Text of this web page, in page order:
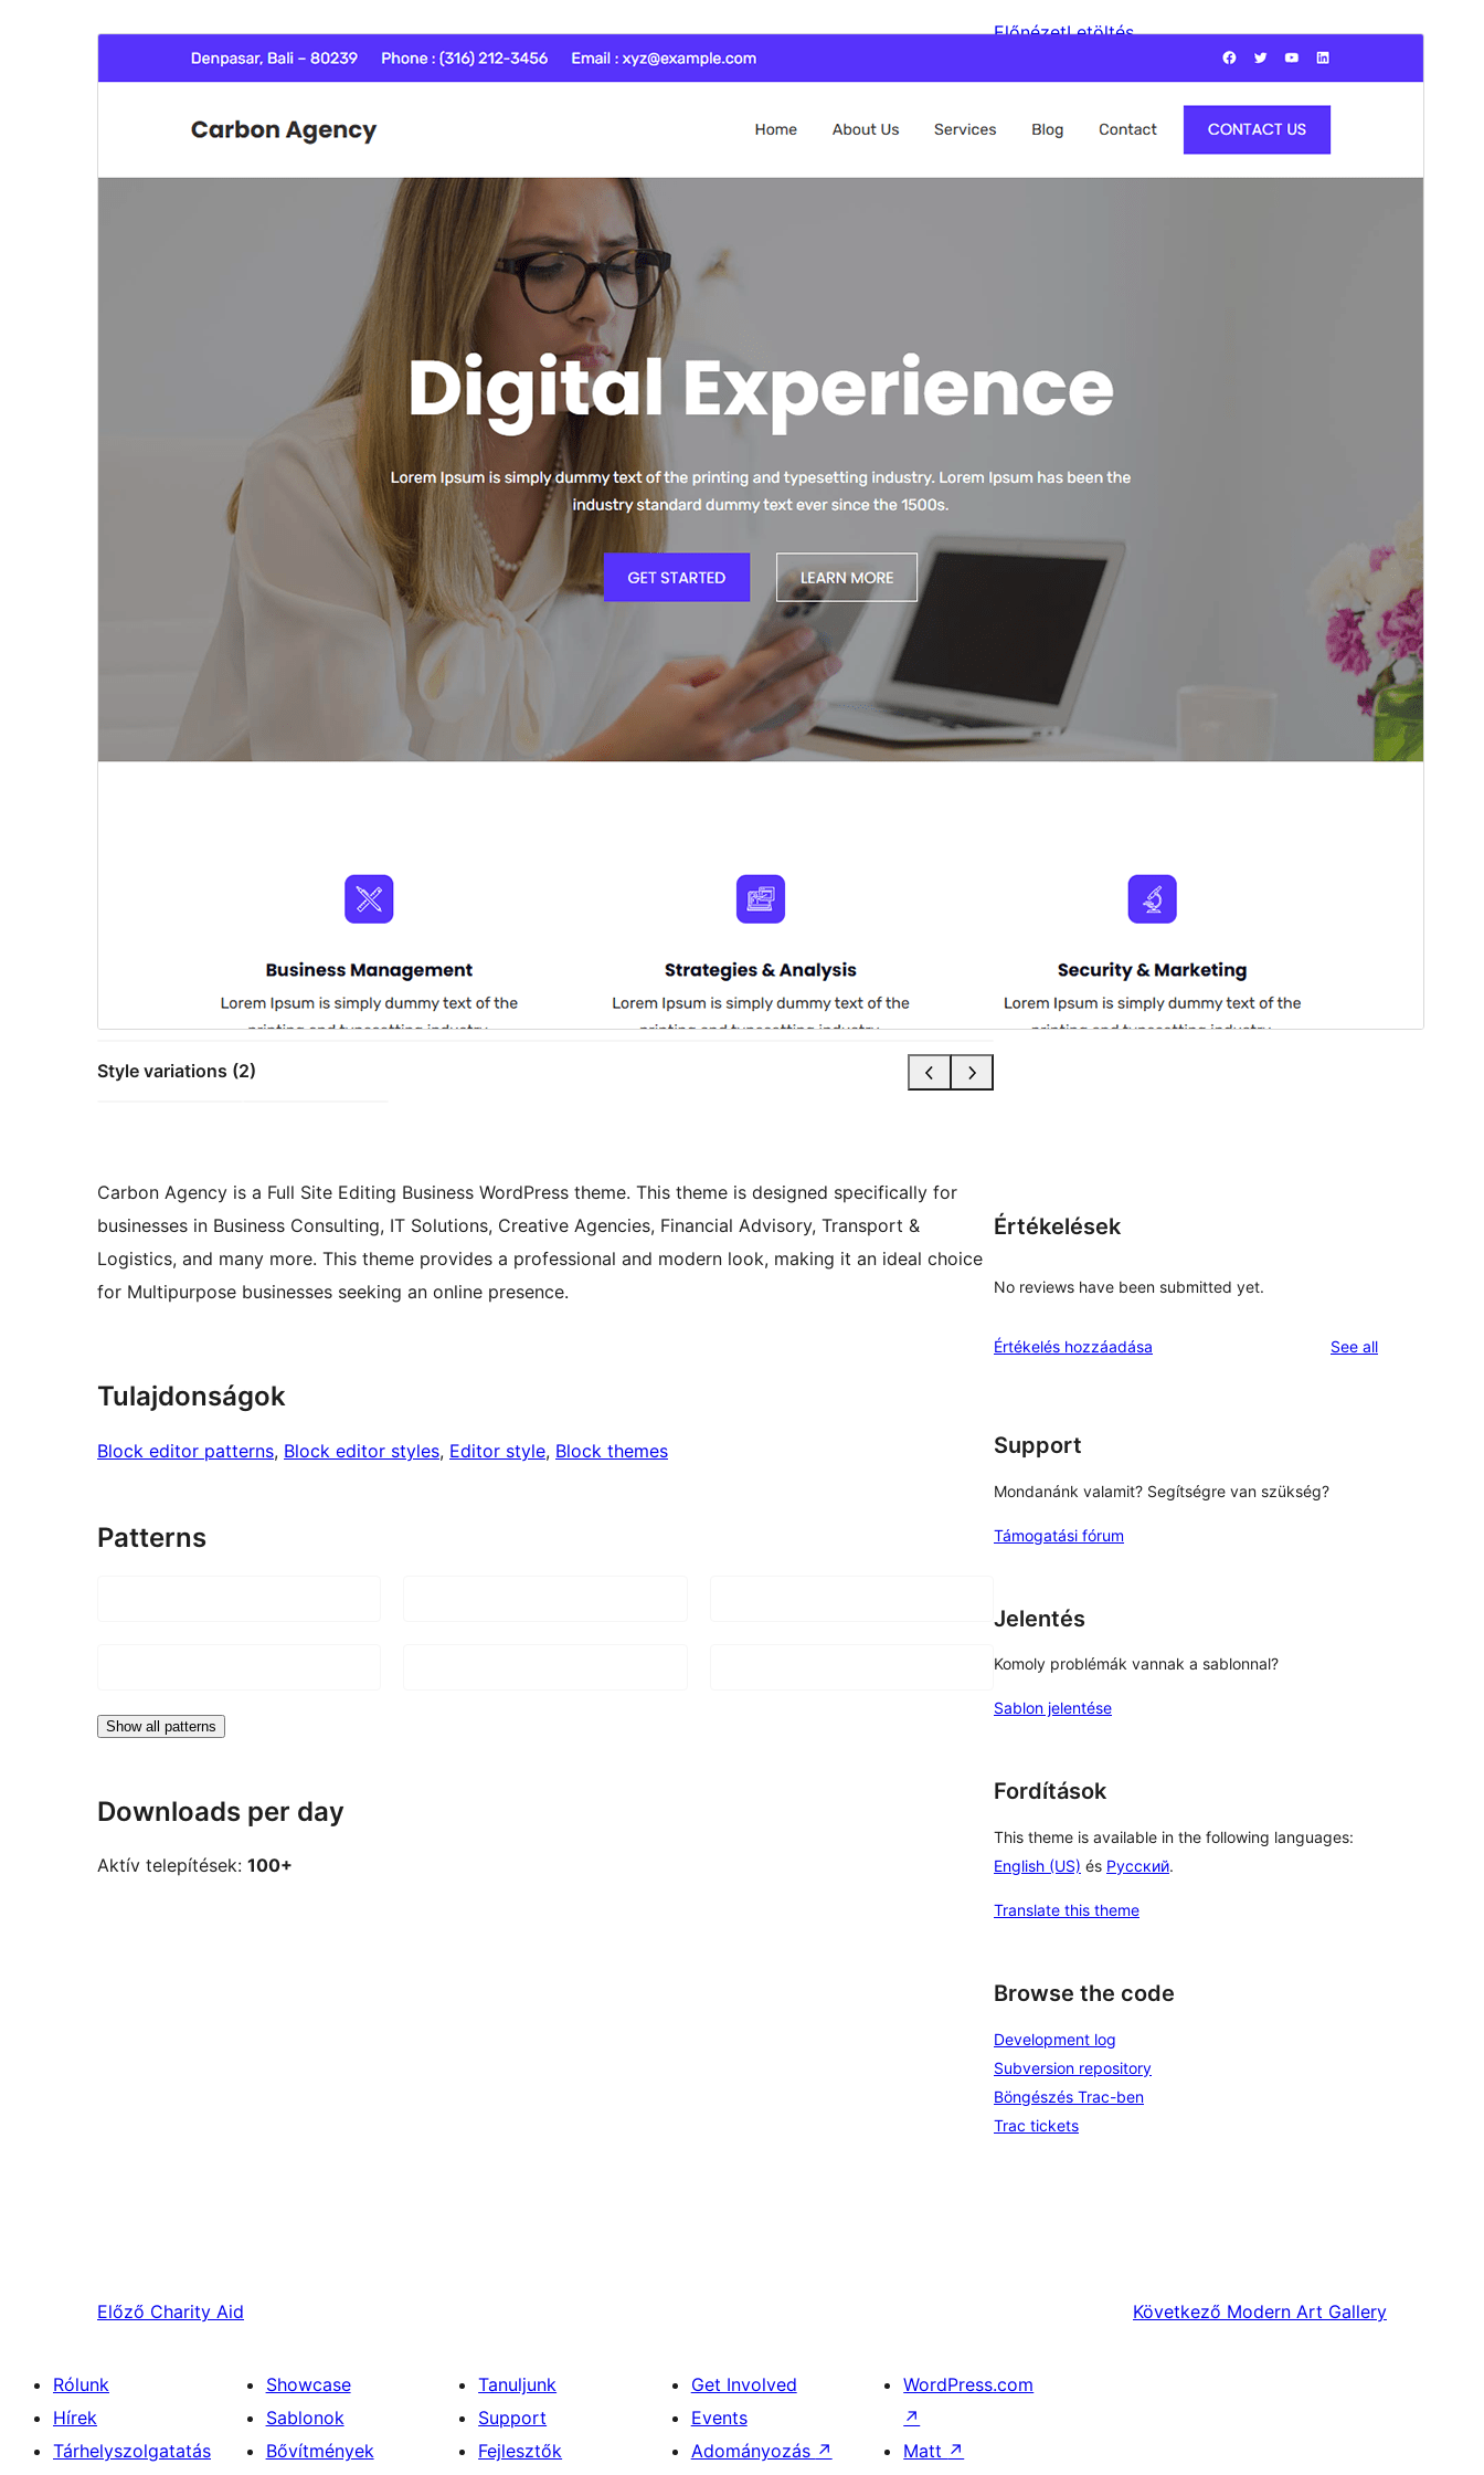
Style variations (2)
ElőnézetLetöltés
Verzió
1.0.0
2025.05.29.
Active installations
PHP version
7.4
Carbon Agency is a Full Site Editing Business WordPress theme. This theme is designed specifically for
businesses in Business Consulting, IT Solutions, Creative Agencies, Financial Advisory, Transport &
Logistics, and many more. This theme provides a professional and modern look, making it an ideal choice
for Multipurpose businesses seeking an online presence.
Tulajdonságok
Block editor patterns, Block editor styles, Editor style, Block themes
Patterns
Show all patterns
Downloads per day
Aktív telepítések: 100+
Értékelések
No reviews have been submitted yet.
Értékelés hozzáadása See allreviews
Support
Mondanánk valamit? Segítségre van szükség?
Támogatási fórum
Jelentés
Komoly problémák vannak a sablonnal?
Sablon jelentése
Fordítások
This theme is available in the following languages:
English (US) és Русский.
Translate this theme
Browse the code
Development log
Subversion repository
Böngészés Trac-ben
Trac tickets
Előző Charity Aid Következő Modern Art Gallery
Rólunk
Hírek
Tárhelyszolgatatás
Showcase
Sablonok
Bővítmények
Tanuljunk
Support
Fejlesztők
Get Involved
Events
Adományozás ↗
WordPress.com
↗
Matt ↗